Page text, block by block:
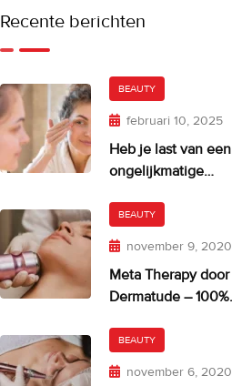
Recente berichten
BEAUTY
februari 10, 2025
Heb je last van een
ongelijkmatige
BEAUTY
november 9, 2020
Meta Therapy door
Dermatude – 100%
BEAUTY
november 6, 2020